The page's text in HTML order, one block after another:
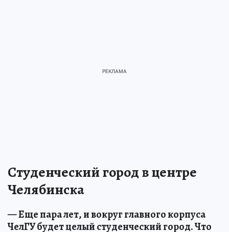
Студенческий город в центре
Челябинска
— Еще пара лет, и вокруг главного корпуса
ЧелГУ будет целый студенческий город. Что